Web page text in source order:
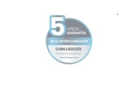
Sonido
Combos
Herramientas
Cuidado